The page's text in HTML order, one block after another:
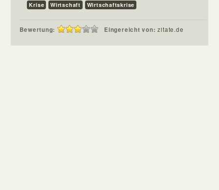
Krise
Wirtschaft Wirtschaftskrise
Bewertung: Eingereicht von:zitate.de